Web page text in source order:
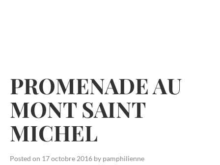
PROMENADE AU
MONT SAINT
MICHEL
Posted on 17 octobre 2016 by pamphilienne